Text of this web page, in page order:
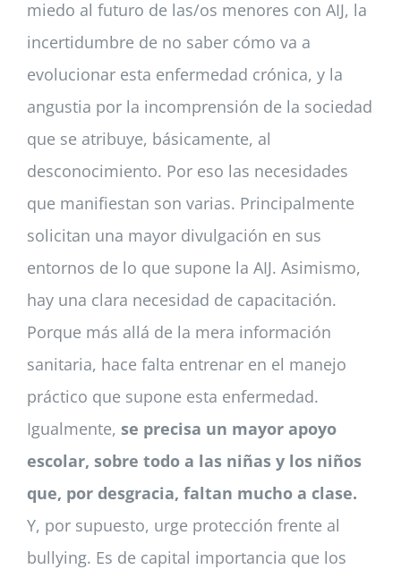
miedo al futuro de las/os menores con AIJ, la
incertidumbre de no saber cómo va a
evolucionar esta enfermedad crónica, y la
angustia por la incomprensión de la sociedad
que se atribuye, básicamente, al
desconocimiento. Por eso las necesidades
que manifiestan son varias. Principalmente
solicitan una mayor divulgación en sus
entornos de lo que supone la AIJ. Asimismo,
hay una clara necesidad de capacitación.
Porque más allá de la mera información
sanitaria, hace falta entrenar en el manejo
práctico que supone esta enfermedad.
Igualmente, se precisa un mayor apoyo
escolar, sobre todo a las niñas y los niños
que, por desgracia, faltan mucho a clase.
Y, por supuesto, urge protección frente al
bullying. Es de capital importancia que los